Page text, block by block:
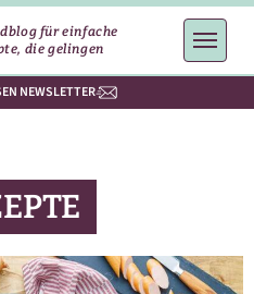
für einfache
die gelingen
NEWSLETTER